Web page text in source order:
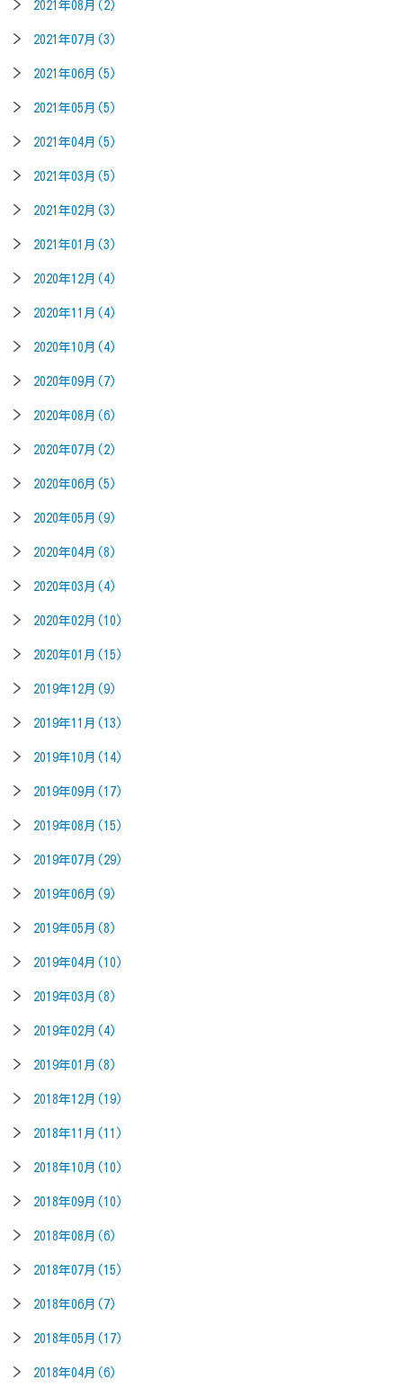
2021年08月(2)
2021年07月(3)
2021年06月(5)
2021年05月(5)
2021年04月(5)
2021年03月(5)
2021年02月(3)
2021年01月(3)
2020年12月(4)
2020年11月(4)
2020年10月(4)
2020年09月(7)
2020年08月(6)
2020年07月(2)
2020年06月(5)
2020年05月(9)
2020年04月(8)
2020年03月(4)
2020年02月(10)
2020年01月(15)
2019年12月(9)
2019年11月(13)
2019年10月(14)
2019年09月(17)
2019年08月(15)
2019年07月(29)
2019年06月(9)
2019年05月(8)
2019年04月(10)
2019年03月(8)
2019年02月(4)
2019年01月(8)
2018年12月(19)
2018年11月(11)
2018年10月(10)
2018年09月(10)
2018年08月(6)
2018年07月(15)
2018年06月(7)
2018年05月(17)
2018年04月(6)